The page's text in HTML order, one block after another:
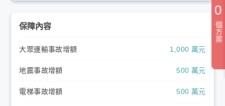
保障內容
大眾運輸事故增額 1,000 萬元
地震事故增額 500 萬元
電梯事故增額 500 萬元
0
個方案